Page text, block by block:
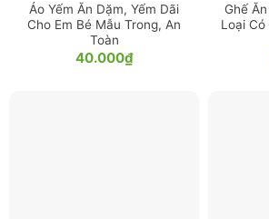
Áo Yếm Ăn Dặm, Yếm Dãi
Cho Em Bé Mẫu Trong, An
Toàn
40.000₫
Ghế
Loại